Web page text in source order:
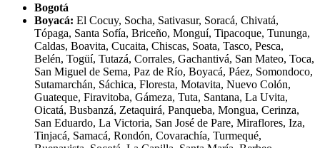
Bogotá
Boyacá: El Cocuy, Socha, Sativasur, Soracá, Chivatá,
Tópaga, Santa Sofía, Briceño, Monguí, Tipacoque, Tununga,
Caldas, Boavita, Cucaita, Chiscas, Soata, Tasco, Pesca,
Belén, Togüí, Tutazá, Corrales, Gachantivá, San Mateo, Toca,
San Miguel de Sema, Paz de Río, Boyacá, Páez, Somondoco,
Sutamarchán, Sáchica, Floresta, Motavita, Nuevo Colón,
Guateque, Firavitoba, Gámeza, Tuta, Santana, La Uvita,
Oicatá, Busbanzá, Zetaquirá, Panqueba, Mongua, Cerinza,
San Eduardo, La Victoria, San José de Pare, Miraflores, Iza,
Tinjacá, Samacá, Rondón, Covarachía, Turmequé,